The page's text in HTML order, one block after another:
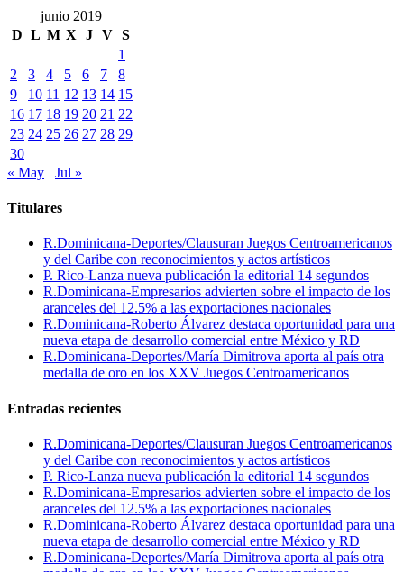
junio 2019
D L M X J V S
1
2
3 4 5 6 7
8
9
10 11 12 13 14 15
16 17 18 19 20 21 22
23 24 25 26 27 28 29
30
« May
Jul »
Titulares
R.Dominicana-Deportes/Clausuran Juegos Centroamericanos
y del Caribe con reconocimientos y actos artísticos
P. Rico-Lanza nueva publicación la editorial 14 segundos
R.Dominicana-Empresarios advierten sobre el impacto de los
aranceles del 12.5% a las exportaciones nacionales
R.Dominicana-Roberto Álvarez destaca oportunidad para una
nueva etapa de desarrollo comercial entre México y RD
R.Dominicana-Deportes/María Dimitrova aporta al país otra
medalla de oro en los XXV Juegos Centroamericanos
Entradas recientes
R.Dominicana-Deportes/Clausuran Juegos Centroamericanos
y del Caribe con reconocimientos y actos artísticos
P. Rico-Lanza nueva publicación la editorial 14 segundos
R.Dominicana-Empresarios advierten sobre el impacto de los
aranceles del 12.5% a las exportaciones nacionales
R.Dominicana-Roberto Álvarez destaca oportunidad para una
nueva etapa de desarrollo comercial entre México y RD
R.Dominicana-Deportes/María Dimitrova aporta al país otra